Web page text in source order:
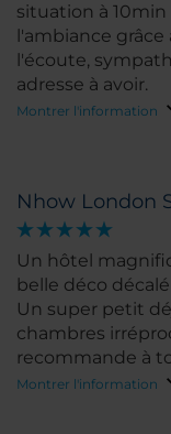
situation à 10min
l'ambiance grâce
l'écoute,
adresse à avoir.
Montrer l'information
Nhow London
Un hôtel
belle déco
Un super petit
chambres
recommande à
Londres ! Ils ont
jumeler avec
Montrer l'information